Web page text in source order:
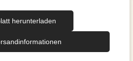
herunterladen